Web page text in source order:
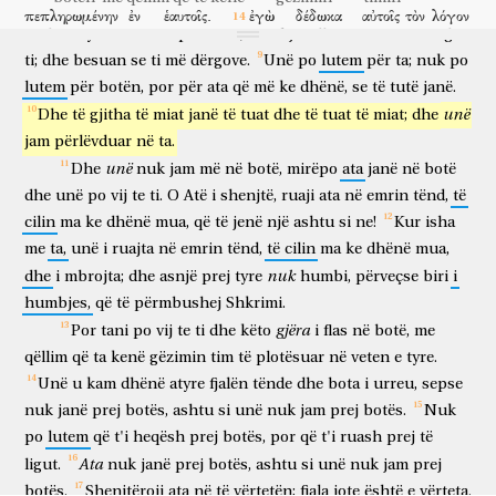
πεπληρωμένην ἐν ἑαυτοῖς. ἐγὼ δέδωκα αὐτοῖς τὸν λόγον
σου,
tënde
καὶ ὁ κόσμος ἐμίσησεν
urreu
αὐτούς, ὅτι
se
οὐκ
nuk
εἰσὶν
janë
ἐκ
τοῦ
κόσμου,
botës
καθὼς
ashtu si
ἐγὼ
unë
οὐκ
nuk
εἰμὶ
jam
ἐκ
prej
τοῦ κόσμου.
botës
οὐκ
nuk
ἐρωτῶ
kërkoj
ἵνα
që
të heqësh
αὐτοὺς
ata prej
τοῦ κόσμου, ἀλλ’ ἵνα τηρήσῃς αὐτοὺς ἐκ
πονηροῦ.
të ligut
ἐκ
prej
τοῦ κόσμου
botës
οὐκ
nuk
εἰσὶν, καθὼς
ashtu si
ἐγὼ
unë
οὐκ
nuk
εἰμὶ
jam
ἐκ
prej
τοῦ κόσμου.
botës
ἁγίασον
shenjtëro
αὐτοὺς
ata
ἐν
në
τῇ ἀληθείᾳ;
të vërtetën
ὁ λόγος
fjala
ὁ σὸς
jotja
ἀλήθειά
e vërteta
ἐστιν. καθὼς
ashtu si
ἐμὲ
mua
ἀπέστειλας
dërgove
εἰς τὸν
κόσμον,
botën
κἀγὼ
edhe unë
ἀπέστειλα
dërgova
αὐτοὺς
ata
εἰς
në
τὸν κόσμον; καὶ ὑπὲρ
αὐτῶν ἐγὼ
unë
ἁγιάζω
shenjtëroj
ἐμαυτόν,
veten time që të jenë edhe ata
ἡγιασμένοι
shenjtëruar
ἐν
në
ἀληθείᾳ.
të vërtetën
οὐ
nuk
περὶ
për
τούτων
këta
δὲ
dhe
ἐρωτῶ μόνον,
ἀλλὰ
por
καὶ
edhe
περὶ
për
τῶν
ata
πιστευόντων
që besojnë
διὰ
nëpërmjet
τοῦ λόγου
fjalës
αὐτῶν
së atyre
εἰς
në
ἐμὲ,
mua
ἵνα
që
πάντες
të gjithë
ἓν ὦσιν,
të jenë
καθὼς
ashtu si
σύ, Πάτερ, ἐν
në
ἐμοὶ,
mua
κἀγὼ
dhe unë
ἐν
në
σοί,
ty
ἵνα
që
καὶ
edhe
αὐτοὶ
ata
ἐν
në
ἡμῖν
ne
ὦσιν,
të jenë
ἵνα
me qëllim që
dhënë,
janë nga se thëniet të cilat më mua, ua
kam
ti; dhe besuan se ti më dërgove. Unë po lutem për ta; nuk po
lutem për botën, por për ata që më ke dhënë, se të tutë janë.
Dhe të gjitha të miat janë të tuat dhe të tuat të miat; dhe unë
jam përlëvduar në ta.
Dhe unë nuk jam më në botë, mirëpo ata janë në botë
dhe unë po vij te ti. O Atë i shenjtë, ruaji ata në emrin tënd, të
cilin ma ke dhënë mua, që të jenë një ashtu si ne! Kur isha
me ta, unë i ruajta në emrin tënd, të cilin ma ke dhënë mua,
dhe i mbrojta; dhe asnjë prej tyre nuk humbi, përveçse biri i
humbjes, që të përmbushej Shkrimi.
Por tani po vij te ti dhe këto gjëra i flas në botë, me
qëllim që ta kenë gëzimin tim të plotësuar në veten e tyre.
Unë u kam dhënë atyre fjalën tënde dhe bota i urreu, sepse
nuk janë prej botës, ashtu si unë nuk jam prej botës.
Nuk
po lutem që t'i heqësh prej botës, por që t'i ruash prej të
ligut.
Ata nuk janë prej botës, ashtu si unë nuk jam prej
botës.
Shenjtëroji ata në të vërtetën; fjala jote është e vërteta.